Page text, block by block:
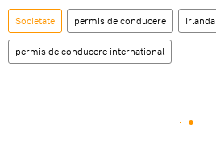
Societate permis de conducere Irlanda
permis de conducere international